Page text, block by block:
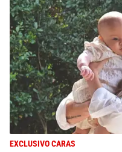
EXCLUSIVO CARAS